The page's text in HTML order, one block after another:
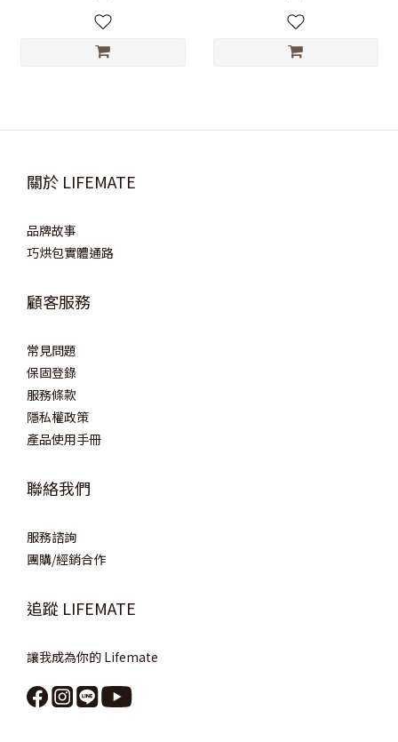
關於 LIFEMATE
品牌故事
巧烘包實體通路
顧客服務
常見問題
保固登錄
服務條款
隱私權政策
產品使用手冊
聯絡我們
服務諮詢
團購/經銷合作
追蹤 LIFEMATE
讓我成為你的 Lifemate